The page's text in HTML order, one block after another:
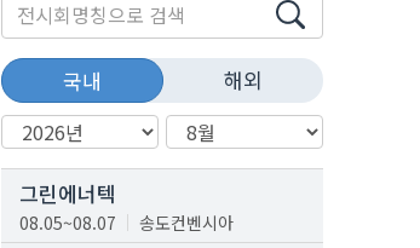
국내 해외
그린에너텍
08.05~08.07 송도컨벤시아